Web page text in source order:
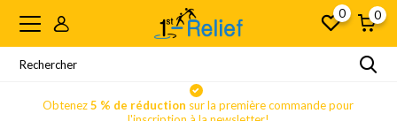
0 0
Obtenez5 % de réduction sur la première commande pour